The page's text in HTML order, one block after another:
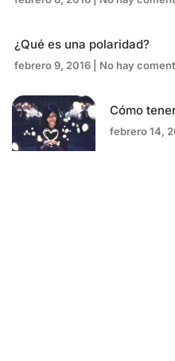
¿Qué es una polaridad?
febrero 9, 2016 No hay
Cómo
febrero 14,